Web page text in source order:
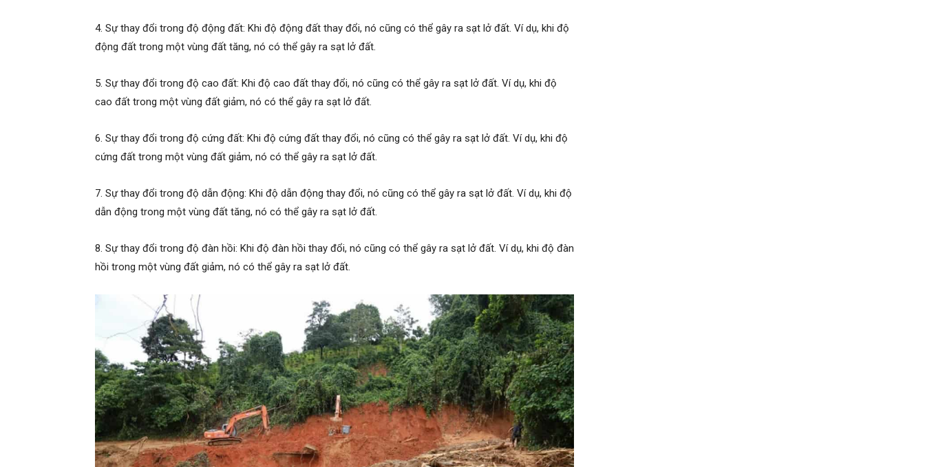
4. Sự thay đổi trong độ động đất: Khi độ động đất thay đổi, nó cũng có thể gây ra sạt lở đất. Ví dụ, khi độ
động đất trong một vùng đất tăng, nó có thể gây ra sạt lở đất.
5. Sự thay đổi trong độ cao đất: Khi độ cao đất thay đổi, nó cũng có thể gây ra sạt lở đất. Ví dụ, khi độ
cao đất trong một vùng đất giảm, nó có thể gây ra sạt lở đất.
6. Sự thay đổi trong độ cứng đất: Khi độ cứng đất thay đổi, nó cũng có thể gây ra sạt lở đất. Ví dụ, khi độ
cứng đất trong một vùng đất giảm, nó có thể gây ra sạt lở đất.
7. Sự thay đổi trong độ dẫn động: Khi độ dẫn động thay đổi, nó cũng có thể gây ra sạt lở đất. Ví dụ, khi độ
dẫn động trong một vùng đất tăng, nó có thể gây ra sạt lở đất.
8. Sự thay đổi trong độ đàn hồi: Khi độ đàn hồi thay đổi, nó cũng có thể gây ra sạt lở đất. Ví dụ, khi độ đàn
hồi trong một vùng đất giảm, nó có thể gây ra sạt lở đất.